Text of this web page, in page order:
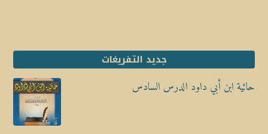
جديد التفريغات
حائية ابن أبي داود الدرس السادس